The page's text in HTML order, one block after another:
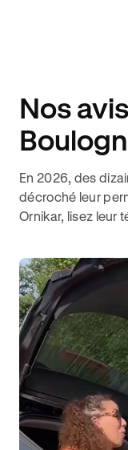
Nos
En 2026, des
décroché leur
Ornikar, lisez leur